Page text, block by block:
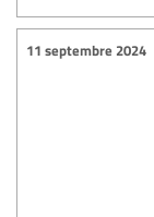
11 septembre 2024